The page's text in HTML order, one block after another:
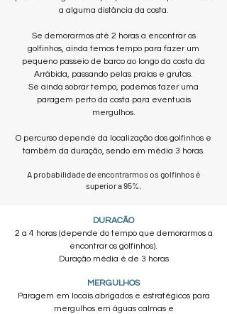
a alguma distância da costa.
Se demorarmos até 2 horas a encontrar os
golfinhos, ainda temos tempo para fazer um
pequeno passeio de barco ao longo da costa da
Arrábida, passando pelas praias e grutas.
Se ainda sobrar tempo, podemos fazer uma
paragem perto da costa para eventuais
mergulhos.
O percurso depende da localização dos golfinhos e
também da duração, sendo em média 3 horas.
A probabilidade de encontrarmos os golfinhos é
superior a 95%.
DURACÃO
2 a 4 horas (depende do tempo que demorarmos a
encontrar os golfinhos).
Duração média é de 3 horas
MERGULHOS
Paragem em locais abrigados e estratégicos para
mergulhos em águas calmas e